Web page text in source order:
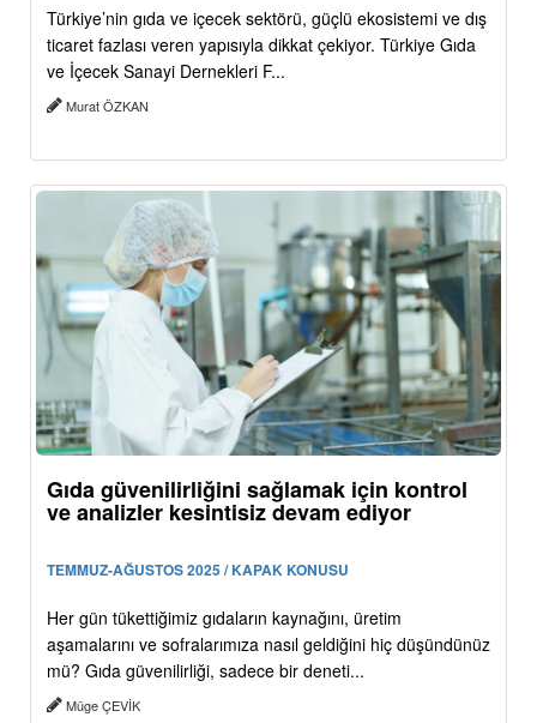
Türkiye’nin gıda ve içecek sektörü, güçlü ekosistemi ve dış
ticaret fazlası veren yapısıyla dikkat çekiyor. Türkiye Gıda
ve İçecek Sanayi Dernekleri F...
Murat ÖZKAN
Gıda güvenilirliğini sağlamak için kontrol
ve analizler kesintisiz devam ediyor
TEMMUZ-AĞUSTOS 2025 / KAPAK KONUSU
Her gün tükettiğimiz gıdaların kaynağını, üretim
aşamalarını ve sofralarımıza nasıl geldiğini hiç düşündünüz
mü? Gıda güvenilirliği, sadece bir deneti...
Müge ÇEVİK